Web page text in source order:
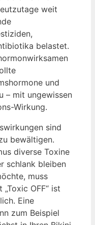
weit
belastet.
und
– mit ungewissen
Wirkung.
sind
bewältigen.
diverse Toxine
schlank bleiben
muss
OFF“ ist
Eine
zum Beispiel